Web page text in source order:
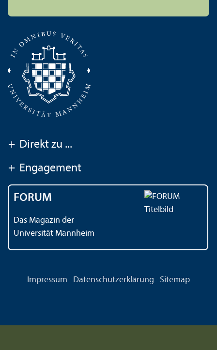
+ Direkt zu ...
+ Engagement
FORUM
Das Magazin der
Universität Mannheim
Impressum Datenschutz­erklärung Sitemap